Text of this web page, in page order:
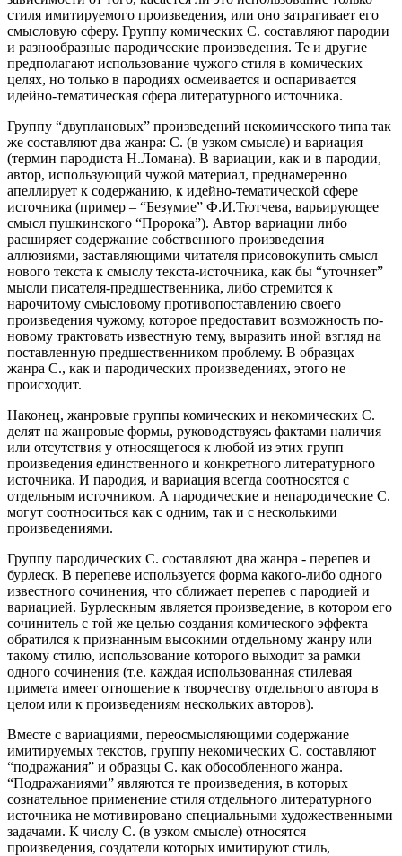
стиля имитируемого произведения, или оно затрагивает его
смысловую сферу. Группу комических С. составляют пародии
и разнообразные пародические произведения. Те и другие
предполагают использование чужого стиля в комических
целях, но только в пародиях осмеивается и оспаривается
идейно-тематическая сфера литературного источника.
Группу “двуплановых” произведений некомического типа так
же составляют два жанра: С. (в узком смысле) и вариация
(термин пародиста Н.Ломана). В вариации, как и в пародии,
автор, использующий чужой материал, преднамеренно
апеллирует к содержанию, к идейно-тематической сфере
источника (пример – “Безумие” Ф.И.Тютчева, варьирующее
смысл пушкинского “Пророка”). Автор вариации либо
расширяет содержание собственного произведения
аллюзиями, заставляющими читателя присовокупить смысл
нового текста к смыслу текста-источника, как бы “уточняет”
мысли писателя-предшественника, либо стремится к
нарочитому смысловому противопоставлению своего
произведения чужому, которое предоставит возможность по-
новому трактовать известную тему, выразить иной взгляд на
поставленную предшественником проблему. В образцах
жанра С., как и пародических произведениях, этого не
происходит.
Наконец, жанровые группы комических и некомических С.
делят на жанровые формы, руководствуясь фактами наличия
или отсутствия у относящегося к любой из этих групп
произведения единственного и конкретного литературного
источника. И пародия, и вариация всегда соотносятся с
отдельным источником. А пародические и непародические С.
могут соотноситься как с одним, так и с несколькими
произведениями.
Группу пародических С. составляют два жанра - перепев и
бурлеск. В перепеве используется форма какого-либо одного
известного сочинения, что сближает перепев с пародией и
вариацией. Бурлескным является произведение, в котором его
сочинитель с той же целью создания комического эффекта
обратился к признанным высокими отдельному жанру или
такому стилю, использование которого выходит за рамки
одного сочинения (т.е. каждая использованная стилевая
примета имеет отношение к творчеству отдельного автора в
целом или к произведениям нескольких авторов).
Вместе с вариациями, переосмысляющими содержание
имитируемых текстов, группу некомических С. составляют
“подражания” и образцы С. как обособленного жанра.
“Подражаниями” являются те произведения, в которых
сознательное применение стиля отдельного литературного
источника не мотивировано специальными художественными
задачами. К числу С. (в узком смысле) относятся
произведения, создатели которых имитируют стиль,